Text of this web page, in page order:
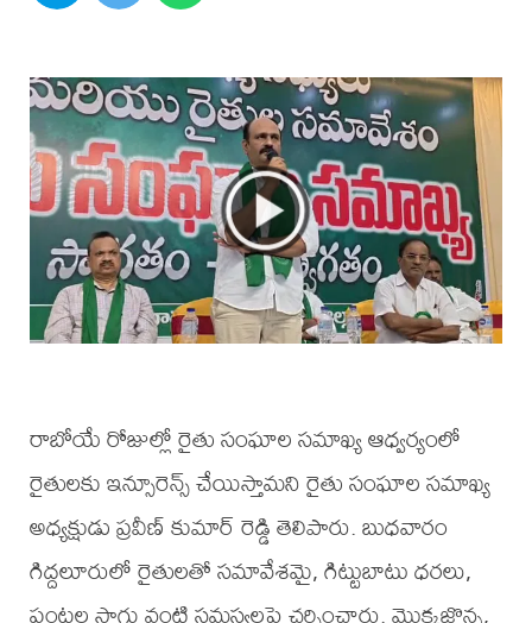
రాబోయే రోజుల్లో రైతు సంఘాల సమాఖ్య ఆధ్వర్యంలో
రైతులకు ఇన్సూరెన్స్ చేయిస్తామని రైతు సంఘాల సమాఖ్య
అధ్యక్షుడు ప్రవీణ్ కుమార్ రెడ్డి తెలిపారు. బుధవారం
గిద్దలూరులో రైతులతో సమావేశమై, గిట్టుబాటు ధరలు,